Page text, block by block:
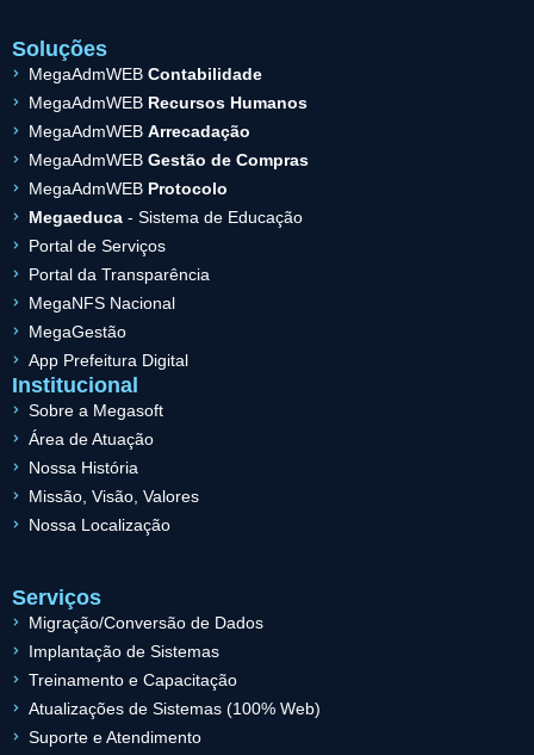
Soluções
MegaAdmWEB Contabilidade
MegaAdmWEB Recursos Humanos
MegaAdmWEB Arrecadação
MegaAdmWEB Gestão de Compras
MegaAdmWEB Protocolo
Megaeduca- Sistema de Educação
Portal de Serviços
Portal da Transparência
MegaNFS Nacional
MegaGestão
App Prefeitura Digital
Institucional
Sobre a Megasoft
Área de Atuação
Nossa História
Missão, Visão, Valores
Nossa Localização
Serviços
Migração/Conversão de Dados
Implantação de Sistemas
Treinamento e Capacitação
Atualizações de Sistemas (100% Web)
Suporte e Atendimento